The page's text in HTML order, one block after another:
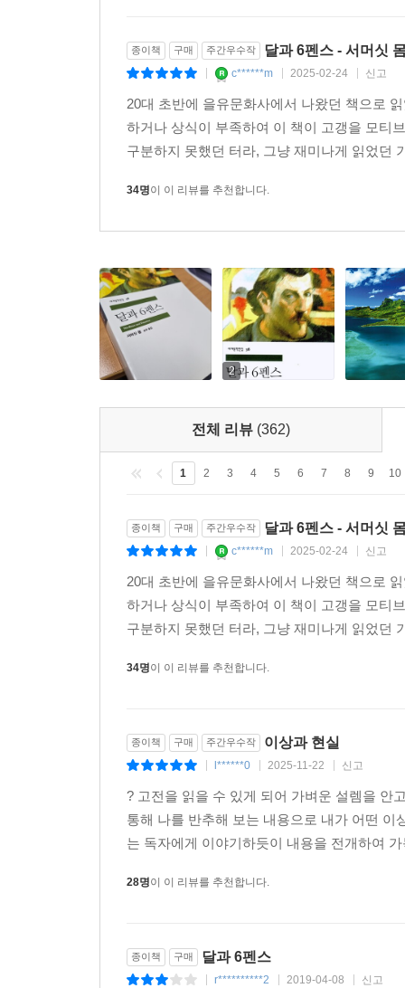
종이책 구매 주간우수작 달과 6펜스 - 서머싯
c******m 2025-02-24 신고
20대 초반에 을유문화사에서 나왔던 책으로
하거나 상식이 부족하여 이 책이 고갱을 모티
구분하지 못했던 터라, 그냥 재미나게 읽었던
34명이 이 리뷰를 추천합니다.
2
전체 리뷰 (362)
1 2 3 4 5 6 7 8 9 10
종이책 구매 주간우수작 달과 6펜스 - 서머싯
c******m 2025-02-24 신고
20대 초반에 을유문화사에서 나왔던 책으로
하거나 상식이 부족하여 이 책이 고갱을 모티
구분하지 못했던 터라, 그냥 재미나게 읽었던
34명이 이 리뷰를 추천합니다.
종이책 구매 주간우수작 이상과 현실
l******0 2025-11-22 신고
? 고전을 읽을 수 있게 되어 가벼운 설렘을 안
통해 나를 반추해 보는 내용으로 내가 어떤
는 독자에게 이야기하듯이 내용을 전개하여
28명이 이 리뷰를 추천합니다.
종이책 구매 달과 6펜스
r**********2 2019-04-08 신고